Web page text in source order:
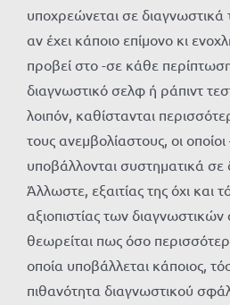
υποχρεώνεται σε διαγνωστικά
αν έχει κάποιο επίμονο κι
προβεί στο -σε κάθε
διαγνωστικό σελφ ή ράπιντ
λοιπόν, καθίστανται
τους ανεμβολίαστους, οι
υποβάλλονται συστηματικά σε
Άλλωστε, εξαιτίας της όχι και
αξιοπιστίας των
θεωρείται πως όσο
οποία υποβάλλεται κάποιος,
πιθανότητα διαγνωστικού